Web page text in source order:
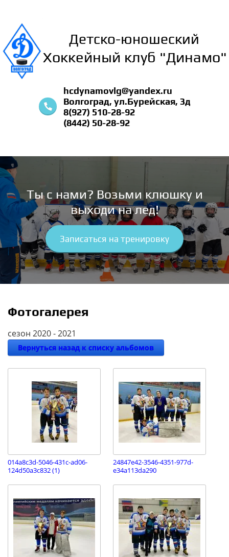
Детско-юношеский
Хоккейный клуб "Динамо"
hcdynamovlg@yandex.ru
Волгоград, ул.Бурейская, 3д
8(927) 510-28-92
(8442) 50-28-92
Ты с нами? Возьми клюшку и
выходи на лед!
Записаться на тренировку
Фотогалерея
сезон 2020 - 2021
Вернуться назад к списку альбомов
014a8c3d-5046-431c-ad06-
124d50a3c832 (1)
24847e42-3546-4351-977d-
e34a113da290